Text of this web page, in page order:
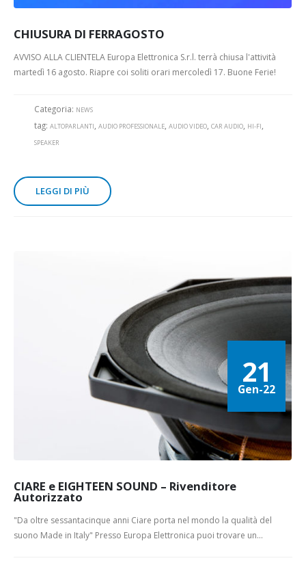
CHIUSURA DI FERRAGOSTO
AVVISO ALLA CLIENTELA Europa Elettronica S.r.l. terrà chiusa l'attività
martedì 16 agosto. Riapre coi soliti orari mercoledì 17. Buone Ferie!
Categoria: NEWS
tag: ALTOPARLANTI AUDIO PROFESSIONALE AUDIO VIDEO CAR AUDIO HI-FI
SPEAKER
LEGGI DI PIÙ
21
Gen-22
CIARE e EIGHTEEN SOUND – Rivenditore
Autorizzato
"Da oltre sessantacinque anni Ciare porta nel mondo la qualità del
suono Made in Italy" Presso Europa Elettronica puoi trovare un...